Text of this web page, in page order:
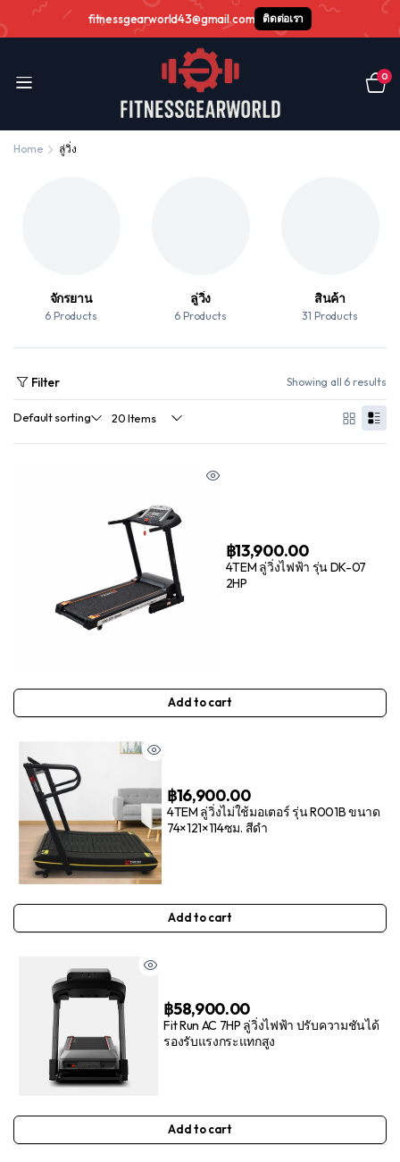
fitnessgearworld43@gmail.com ติดต่อเรา
0
Home ลู่วิ่ง
จักรยาน
6 Products
ลู่วิ่ง
6 Products
สินค้า
31 Products
Filter Showing all 6 results
฿13,900.00
4TEM ลู่วิ่งไฟฟ้า รุ่น DK-07
2HP
Add to cart
฿16,900.00
4TEM ลู่วิ่งไม่ใช้มอเตอร์ รุ่น R001B ขนาด
74×121×114ซม. สีดำ
Add to cart
฿58,900.00
Fit Run AC 7HP ลู่วิ่งไฟฟ้า ปรับความชันได้
รองรับแรงกระแทกสูง
Add to cart